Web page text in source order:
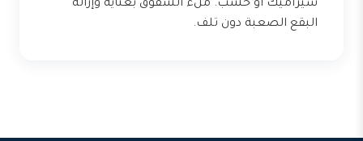
سيراميك أو خشب. ملء الشقوق بعناية وإزالة
البقع الصعبة دون تلف.